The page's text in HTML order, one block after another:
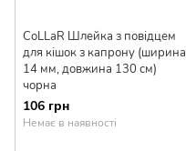
CoLLaR Шлейка з повідцем
для кішок з капрону (ширина
14 мм, довжина 130 см)
чорна
106 грн
Немає в наявності